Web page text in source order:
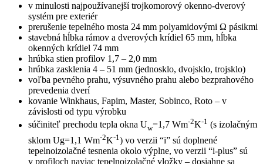
v minulosti najpoužívanejší trojkomorový okenno-dverový
systém pre exteriér
prerušenie tepelného mosta 24 mm polyamidovými Ω pásikmi
stavebná hĺbka rámov a dverových krídiel 65 mm, hĺbka
okenných krídiel 74 mm
hrúbka stien profilov 1,7 – 2,0 mm
hrúbka zasklenia 4 – 51 mm (jednosklo, dvojsklo, trojsklo)
voľba pevného prahu, výsuvného prahu alebo bezprahového
prevedenia dverí
kovanie Winkhaus, Fapim, Master, Sobinco, Roto – v
závislosti od typu výrobku
súčiniteľ prechodu tepla okna Uw=1,7 Wm-2K-1 (s izolačným
sklom Ug=1,1 Wm-2K-1 ) vo verzii “i” sú doplnené
tepelnoizolačné tesnenia okolo výplne, vo verzii “i-plus” sú
v profiloch naviac tepelnoizolačné vložky – dosiahne sa